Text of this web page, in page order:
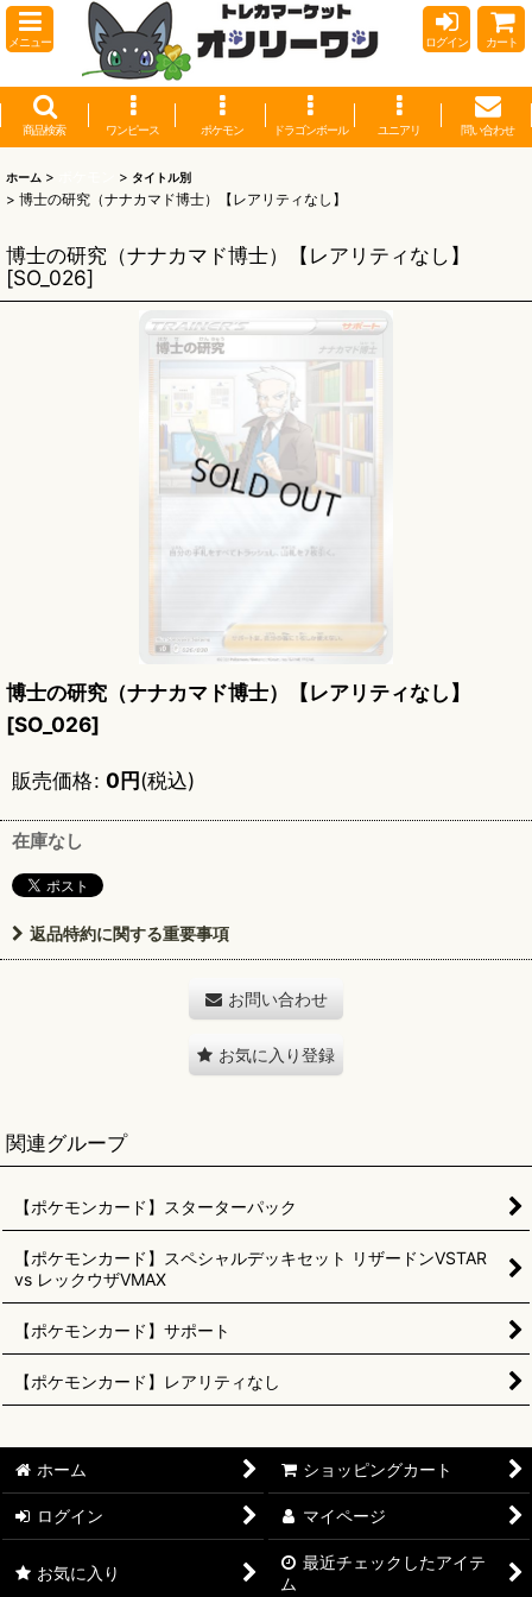
メニュー ログイン カート
商品検索 ワンピース ポケモン ドラゴンボール ユニアリ 問い合わせ
ホーム > > タイトル別
> 博士の研究（ナナカマド博士）【レアリティなし】
博士の研究（ナナカマド博士）【レアリティなし】
[SO_026]
博士の研究（ナナカマド博士）【レアリティなし】
[SO_026]
販売価格: 0円(税込)
在庫なし
返品特約に関する重要事項
お問い合わせ
お気に入り登録
関連グループ
【ポケモンカード】スターターパック
【ポケモンカード】スペシャルデッキセット リザードンVSTAR
vs レックウザVMAX
【ポケモンカード】サポート
【ポケモンカード】レアリティなし
ホーム ショッピングカート
ログイン マイページ
お気に入り
最近チェックしたアイテ
ム